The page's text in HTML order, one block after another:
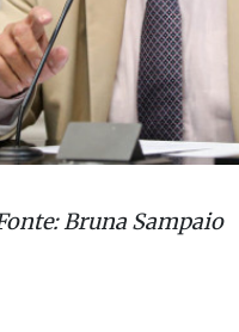
Bruna Sampaio
(PSDB) foi